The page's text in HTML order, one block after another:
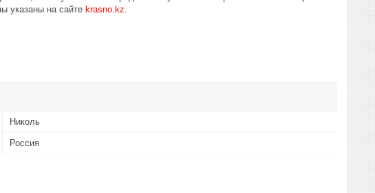
указаны на сайте krasno.kz
Николь
Россия